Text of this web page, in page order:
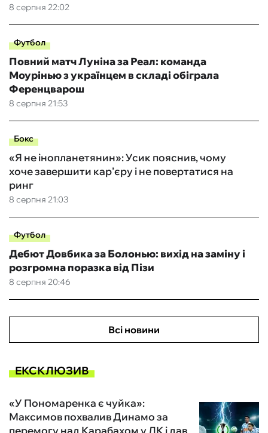
8 серпня 22:02
Футбол
8 серпня 21:53
Повний матч Луніна за Реал: команда
Моурінью з українцем в складі обіграла
Ференцварош
Бокс
8 серпня 21:03
«Я не інопланетянин»: Усик пояснив, чому
хоче завершити кар’єру і не повертатися на
ринг
Футбол
8 серпня 20:46
Дебют Довбика за Болонью: вихід на заміну і
розгромна поразка від Пізи
Всі новини
ЕКСКЛЮЗИВ
«У Пономаренка є чуйка»:
Максимов похвалив Динамо за